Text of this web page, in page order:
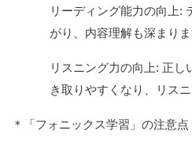
リーディング能力の向上:
がり、内容理解も深まりま
リスニング力の向上: 正し
き取りやすくなり、リス
＊「フォニックス学習」の注意点